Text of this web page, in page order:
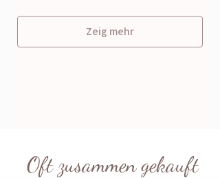
Zeig mehr
Oft zusammen gekauft